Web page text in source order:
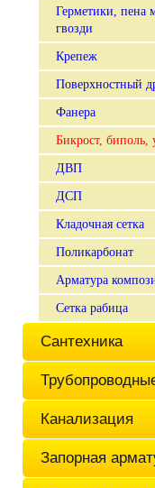
Герметики, пена
гвозди
Крепеж
Поверхностный
Фанера
Бикрост, биполь,
ДВП
ДСП
Кладочная сетка
Поликарбонат
Арматура
Сетка рабица
Сантехника
Канализация
Запорная